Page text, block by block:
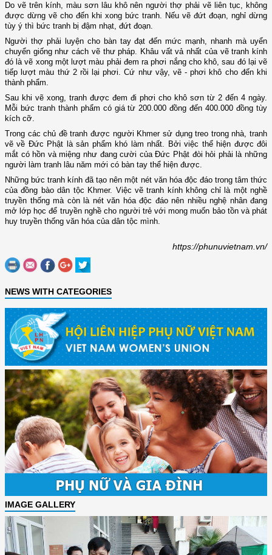
Do vẽ trên kính, màu sơn lâu khô nên người thợ phải vẽ liên tục, không
được dừng vẽ cho đến khi xong bức tranh. Nếu vẽ đứt đoạn, nghỉ dừng
tùy ý thì bức tranh bị đậm nhạt, đứt đoạn.
Người thợ phải luyện cho bàn tay đạt đến mức mạnh, nhanh mà uyển
chuyển giống như cách vẽ thư pháp. Khâu vất vả nhất của vẽ tranh kính
đó là vẽ xong một lượt màu phải đem ra phơi nắng cho khô, sau đó lại vẽ
tiếp lượt màu thứ 2 rồi lại phơi. Cứ như vậy, vẽ - phơi khô cho đến khi
thành phẩm.
Sau khi vẽ xong, tranh được đem đi phơi cho khô sơn từ 2 đến 4 ngày.
Mỗi bức tranh thành phẩm có giá từ 200.000 đồng đến 400.000 đồng tùy
kích cỡ.
Trong các chủ đề tranh được người Khmer sử dụng treo trong nhà, tranh
vẽ về Đức Phật là sản phẩm khó làm nhất. Bởi việc thể hiện được đôi
mắt có hồn và miệng như đang cười của Đức Phật đòi hỏi phải là những
người làm tranh lâu năm mới có bàn tay thể hiện được.
Những bức tranh kính đã tạo nên một nét văn hóa độc đáo trong tâm thức
của đồng bào dân tộc Khmer. Việc vẽ tranh kính không chỉ là một nghề
truyền thống mà còn là nét văn hóa độc đáo nên nhiều nghệ nhân đang
mở lớp học để truyền nghề cho người trẻ với mong muốn bảo tồn và phát
huy truyền thống văn hóa của dân tộc mình.
https://phunuvietnam.vn/
NEWS WITH CATEGORIES
IMAGE GALLERY